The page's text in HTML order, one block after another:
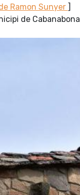
Ramon Sunyer ]
de Cabanabona